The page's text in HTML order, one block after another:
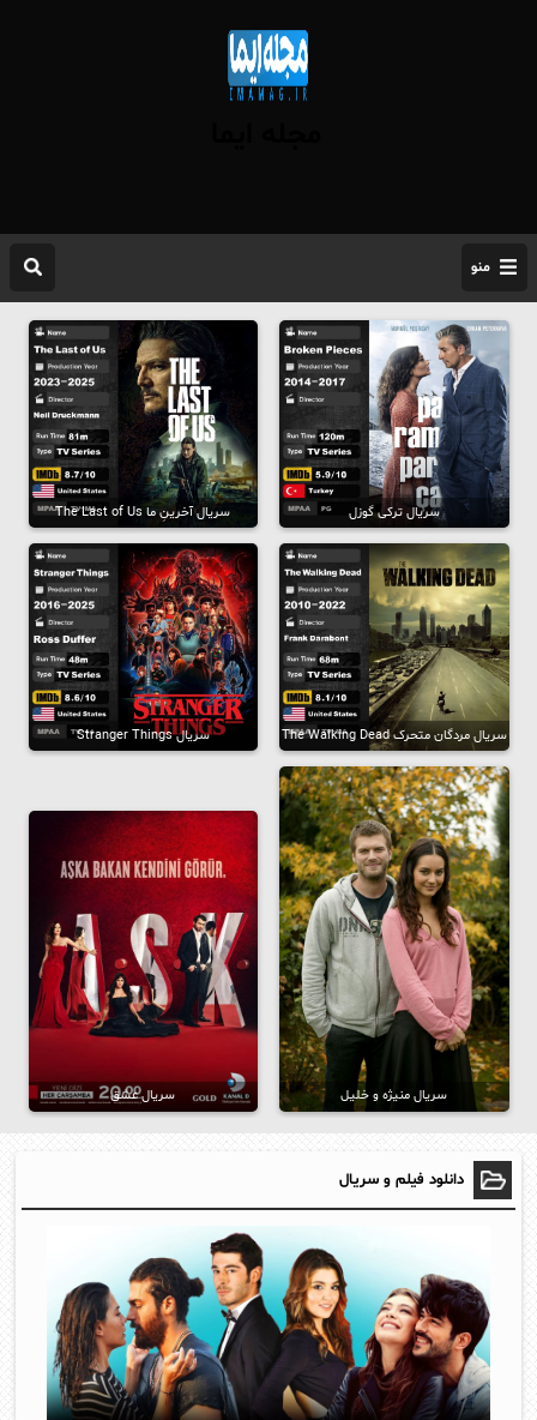
منو
سریال ترکی گوزل سریال آخرینِ ما The Last of Us
سریال مردگان متحرک The Walking Dead سریال Stranger Things
سریال منیژه و خلیل سریال عشق
دانلود فیلم و سریال